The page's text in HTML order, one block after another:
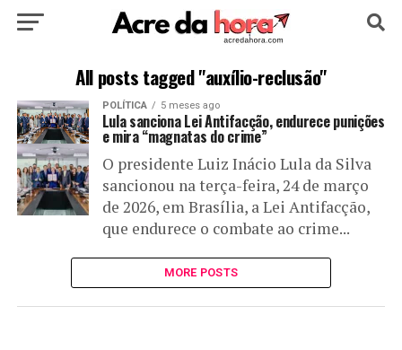
HOME POLÍTICA CULTURA ESPORTE
EDUCAÇÃO NOTÍCIA MUNDO
All posts tagged "auxílio-reclusão"
POLÍTICA 5 meses ago
Lula sanciona Lei Antifacção, endurece punições
e mira “magnatas do crime”
O presidente Luiz Inácio Lula da Silva
sancionou na terça-feira, 24 de março
de 2026, em Brasília, a Lei Antifacção,
que endurece o combate ao crime...
MORE POSTS